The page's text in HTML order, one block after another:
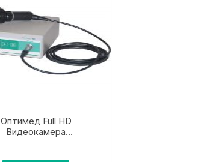
Оптимед Full HD
Видеокамера